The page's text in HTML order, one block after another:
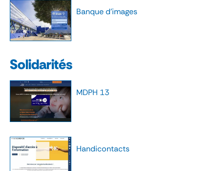
Banque d'images
Solidarités
MDPH 13
Handicontacts